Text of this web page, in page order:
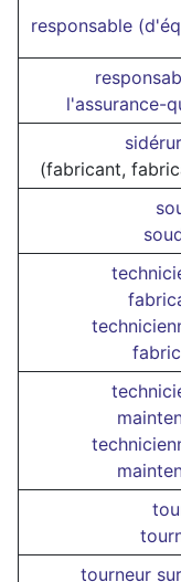
responsable
l'assurance-
(fabricant,
tourneur